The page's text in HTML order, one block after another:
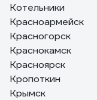
Котельники
Красноармейск
Красногорск
Краснокамск
Красноярск
Кропоткин
Крымск